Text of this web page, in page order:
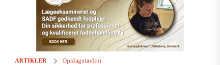
ARTIKLER Opslagstavlen
REMA 1000 Gødvad præsenterer ugens tilbud i ny avis